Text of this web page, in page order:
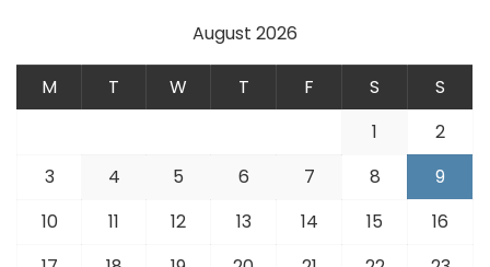
August 2026
M T W T F S
S
1
2
3
4 5 6 7 8
9
10
11 12 13 14 15
16